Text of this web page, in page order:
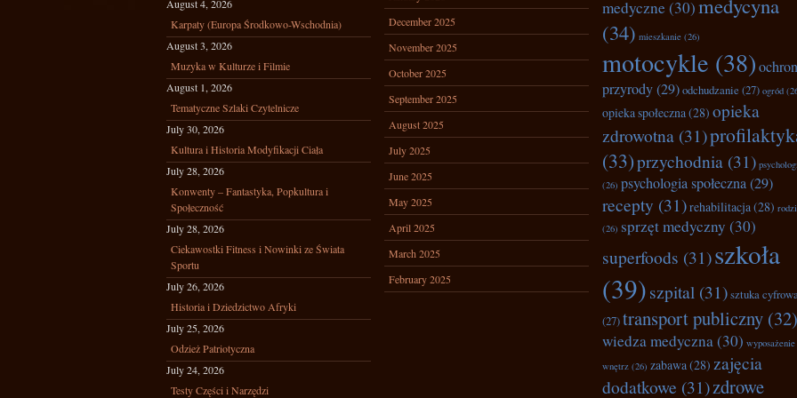
August 4, 2026
Karpaty (Europa Środkowo-Wschodnia)
August 3, 2026
Muzyka w Kulturze i Filmie
August 1, 2026
Tematyczne Szlaki Czytelnicze
July 30, 2026
Kultura i Historia Modyfikacji Ciała
July 28, 2026
Konwenty – Fantastyka, Popkultura i
Społeczność
July 28, 2026
Ciekawostki Fitness i Nowinki ze Świata
Sportu
July 26, 2026
Historia i Dziedzictwo Afryki
July 25, 2026
Odzież Patriotyczna
July 24, 2026
Testy Części i Narzędzi
December 2025
November 2025
October 2025
September 2025
August 2025
July 2025
June 2025
May 2025
April 2025
March 2025
February 2025
medyczne (30)medycyna
(34) mieszkanie (26)
motocykle (38)
przyrody(29)odchudzanie (27) ogród
opieka społeczna(28) opieka
zdrowotna (31)
(33)przychodnia (31)
(26) psychologia społeczna(29)
recepty (31)rehabilitacja(28)
(26) sprzęt medyczny (30)
superfoods (31)szkoła
(39)szpital (31)sztuka
(27)transport publiczny (32)
wiedza medyczna(30) wyposażenie
wnętrz (26) zabawa(28) zajęcia
dodatkowe (31)zdrowe